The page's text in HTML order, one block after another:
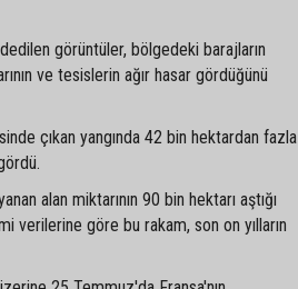
görüntüler, bölgedeki barajların
ve tesislerin ağır hasar gördüğünü
çıkan yangında 42 bin hektardan fazla
alan miktarının 90 bin hektarı aştığı
verilerine göre bu rakam, son on yılların